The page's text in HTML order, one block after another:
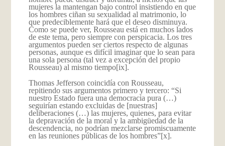
mujeres la mantengan bajo control insistiendo en que
los hombres ciñan su sexualidad al matrimonio, lo
que predeciblemente hará que el deseo disminuya.
Como se puede ver, Rousseau está en muchos lados
de este tema, pero siempre con perspicacia. Los tres
argumentos pueden ser ciertos respecto de algunas
personas, aunque es difícil imaginar que lo sean para
una sola persona (tal vez a excepción del propio
Rousseau) al mismo tiempo[ix].
Thomas Jefferson coincidía con Rousseau,
repitiendo sus argumentos primero y tercero: “Si
nuestro Estado fuera una democracia pura (…)
seguirían estando excluidas de [nuestras]
deliberaciones (…) las mujeres, quienes, para evitar
la depravación de la moral y la ambigüedad de la
descendencia, no podrían mezclarse promiscuamente
en las reuniones públicas de los hombres”[x].